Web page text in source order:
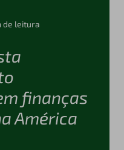
de leitura
finanças
América